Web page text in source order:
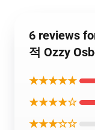
6 reviews
적 Ozzy
★★★★★
★★★★☆
★★★☆☆